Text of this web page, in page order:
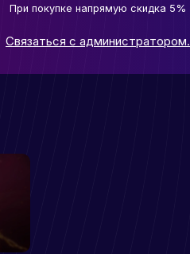
При покупке напрямую скидка 5%
Связаться с администратором.